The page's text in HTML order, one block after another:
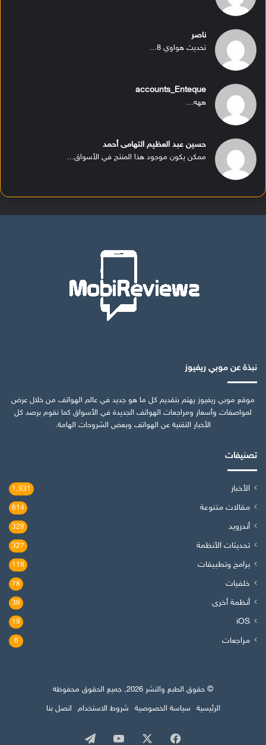
ناصر
تحديث هواوي 8...
accounts_Enteque
ههه...
حسين عبد العظيم التهامى أحمد
ممكن يكون موجود هذا المنتج في الأسواق...
نبذة عن موبي ريفيوز
موقع موبي ريفيوز يهتم بتقديم كل ما هو جديد في عالم الهواتف من خلال عرض
لمواصفات وأسعار ومراجعات الهواتف الجديدة في الأسواق كما نقوم برصد كل
الأخبار التقنية عن الهواتف وبعض الشروحات الهامة.
تصنيفات
الأخبار 1٬931
مقالات متنوعة 614
أندرويد 328
تحديثات الأنظمة 327
برامج وتطبيقات 118
خلفيات 78
أنظمة أخرى 38
iOS
19
مراجعات 6
© حقوق الطبع والنشر 2026, جميع الحقوق محفوظة
الرئيسية
سياسة الخصوصية شروط الاستخدام اتصل بنا
فيسبوك ‫YouTube